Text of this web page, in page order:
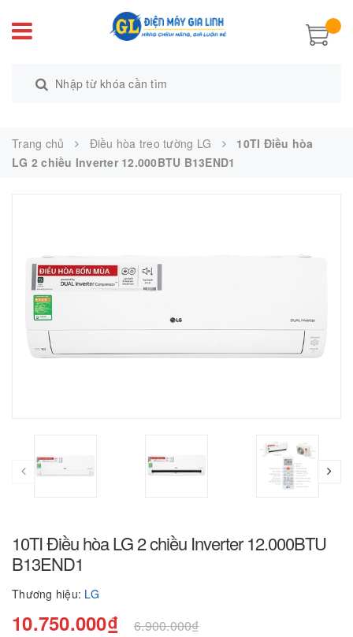
Trang chủ Điều hòa treo tường LG
10TI Điều hòa
LG 2 chiều Inverter 12.000BTU B13END1
10TI Điều hòa LG 2 chiều Inverter 12.000BTU
B13END1
Thương hiệu: LG
10.750.000₫ 6.900.000₫